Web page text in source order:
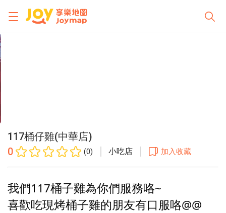
117桶仔雞(中華店)
0
(0) 小吃店 加入收藏
我們117桶子雞為你們服務咯~
喜歡吃現烤桶子雞的朋友有口服咯@@